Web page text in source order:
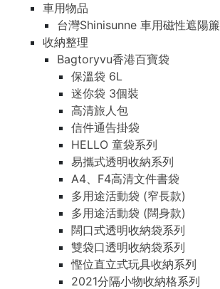
車用物品
台灣Shinisunne 車用磁性遮陽簾
收納整理
Bagtoryvu香港百寶袋
保溫袋 6L
迷你袋 3個裝
高清旅人包
信件通告掛袋
HELLO 童袋系列
易攜式透明收納系列
A4、F4高清文件書袋
多用途活動袋 (窄長款)
多用途活動袋 (闊身款)
闊口式透明收納袋系列
雙袋口透明收納袋系列
慳位直立式玩具收納系列
2021分隔小物收納格系列